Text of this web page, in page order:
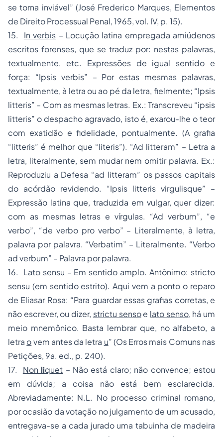
se torna inviável” (José Frederico Marques, Elementos
de Direito Processual Penal, 1965, vol. IV, p. 15).
15. In verbis ­– Locução latina empregada amiúdenos
escritos forenses, que se traduz por: nestas palavras,
textualmente, etc. Expressões de igual sentido e
força: “Ipsis verbis” – Por estas mesmas palavras,
textualmente, à letra ou ao pé da letra, fielmente; “Ipsis
litteris” – Com as mesmas letras. Ex.: Transcreveu “ipsis
litteris” o despacho agravado, isto é, exarou-lhe o teor
com exatidão e fidelidade, pontualmente. (A grafia
“litteris” é melhor que “literis”). “Ad litteram” – Letra a
letra, literalmente, sem mudar nem omitir palavra. Ex.:
Reproduziu a Defesa “ad litteram” os passos capitais
do acórdão revidendo. “Ipsis litteris virgulisque” –
Expressão latina que, traduzida em vulgar, quer dizer:
com as mesmas letras e vírgulas. “Ad verbum”, “e
verbo”, “de verbo pro verbo” – Literalmente, à letra,
palavra por palavra. “Verbatim” – Literalmente. “Verbo
ad verbum” – Palavra por palavra.
16. Lato sensu – Em sentido amplo. Antônimo: stricto
sensu (em sentido estrito). Aqui vem a ponto o reparo
de Eliasar Rosa: “Para guardar essas grafias corretas, e
não escrever, ou dizer, strictu sensoe lato senso, há um
meio mnemônico. Basta lembrar que, no alfabeto, a
letra ovem antes da letra u” (Os Erros mais Comuns nas
Petições, 9a. ed., p. 240).
17. Non liquet – Não está claro; não convence; estou
em dúvida; a coisa não está bem esclarecida.
Abreviadamente: N.L. No processo criminal romano,
por ocasião da votação no julgamento de um acusado,
entregava-se a cada jurado uma tabuinha de madeira